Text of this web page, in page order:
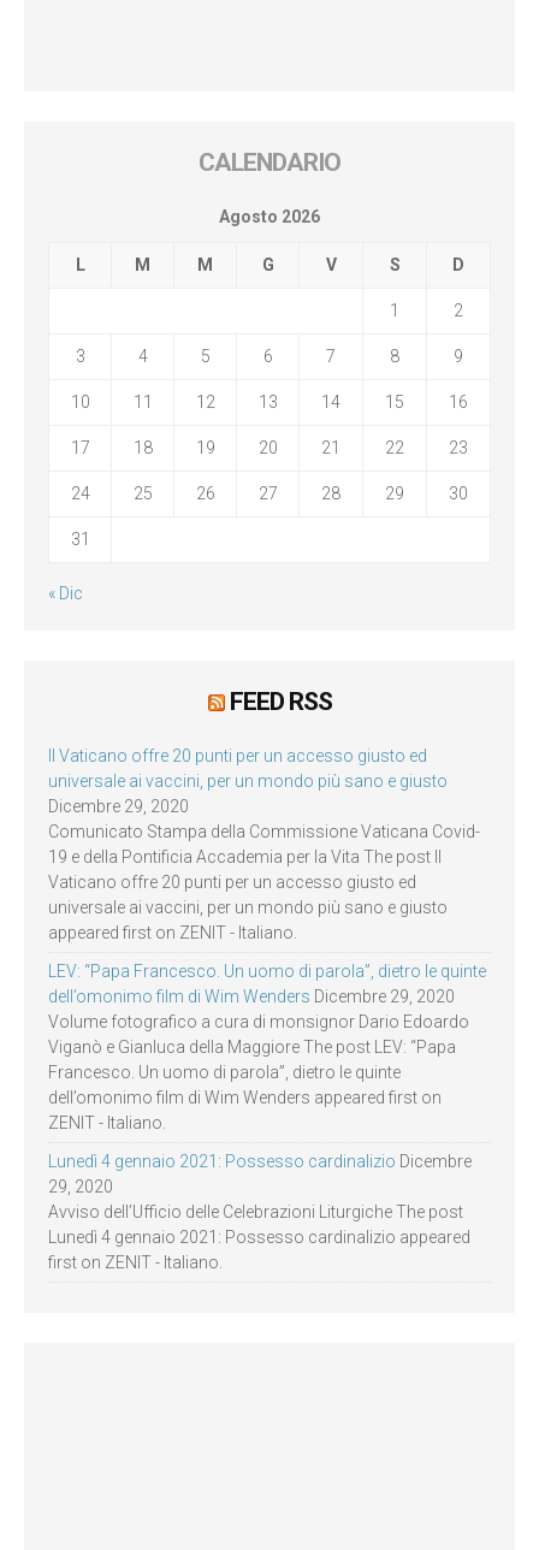
CALENDARIO
Agosto 2026
L M M G V S D
1 2
3 4 5 6 7 8 9
10 11 12 13 14 15 16
17 18 19 20 21 22 23
24 25 26 27 28 29 30
31
« Dic
FEED RSS
Il Vaticano offre 20 punti per un accesso giusto ed
universale ai vaccini, per un mondo più sano e giusto
Dicembre 29, 2020
Comunicato Stampa della Commissione Vaticana Covid-
19 e della Pontificia Accademia per la Vita The post Il
Vaticano offre 20 punti per un accesso giusto ed
universale ai vaccini, per un mondo più sano e giusto
appeared first on ZENIT - Italiano.
LEV: “Papa Francesco. Un uomo di parola”, dietro le quinte
dell’omonimo film di Wim Wenders Dicembre 29, 2020
Volume fotografico a cura di monsignor Dario Edoardo
Viganò e Gianluca della Maggiore The post LEV: “Papa
Francesco. Un uomo di parola”, dietro le quinte
dell’omonimo film di Wim Wenders appeared first on
ZENIT - Italiano.
Lunedì 4 gennaio 2021: Possesso cardinalizio Dicembre
29, 2020
Avviso dell’Ufficio delle Celebrazioni Liturgiche The post
Lunedì 4 gennaio 2021: Possesso cardinalizio appeared
first on ZENIT - Italiano.